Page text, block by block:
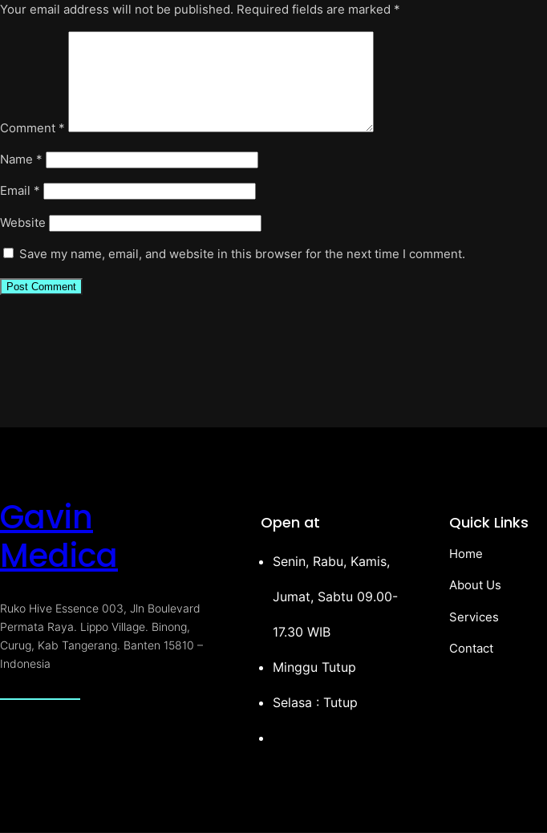
Your email address will not be published. Required fields are marked *
Comment *
Name *
Email *
Website
Save my name, email, and website in this browser for the next time I comment.
Gavin
Medica
Ruko Hive Essence 003, Jln Boulevard
Permata Raya. Lippo Village. Binong,
Curug, Kab Tangerang. Banten 15810 –
Indonesia
Open at
Senin, Rabu, Kamis,
Jumat, Sabtu 09.00-
17.30 WIB
Minggu Tutup
Selasa : Tutup
Quick Links
Home
About Us
Services
Contact